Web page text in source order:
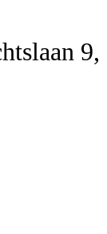
9,